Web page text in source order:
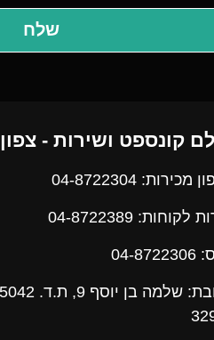
קונספט ושירות - צפון
מכירות: 04-8722304
לקוחות: 04-8722389
04-8722306